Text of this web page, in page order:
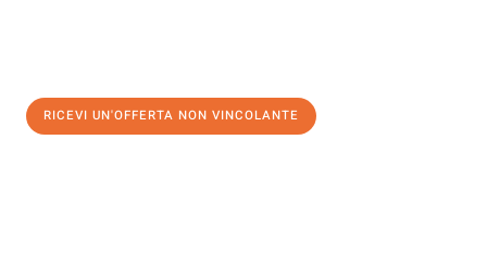
RICEVI UN'OFFERTA NON VINCOLANTE